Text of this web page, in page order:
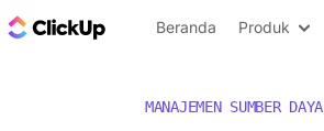
Blog ClickUp
Beranda Produk
MANAJEMEN SUMBER DAYA